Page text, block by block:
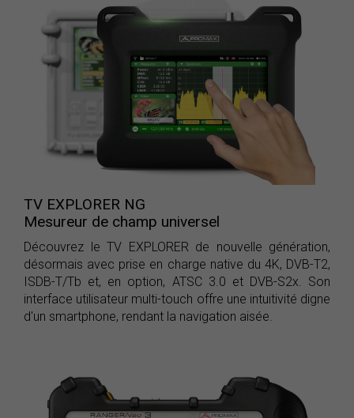
TV EXPLORER NG
Mesureur de champ universel
Découvrez le TV EXPLORER de nouvelle génération,
désormais avec prise en charge native du 4K, DVB-T2,
ISDB-T/Tb et, en option, ATSC 3.0 et DVB-S2x. Son
interface utilisateur multi-touch offre une intuitivité digne
d'un smartphone, rendant la navigation aisée.